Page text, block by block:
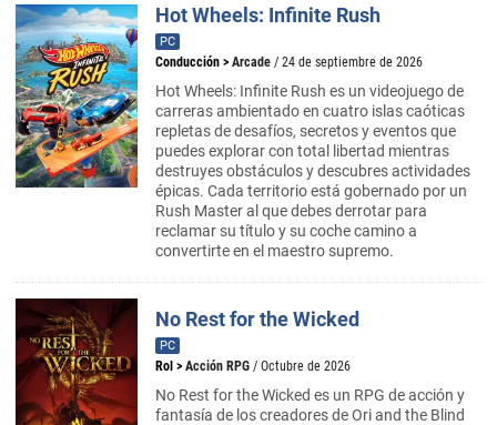
Hot Wheels: Infinite Rush
PC
Conducción > Arcade / 24 de septiembre de 2026
Hot Wheels: Infinite Rush es un videojuego de
carreras ambientado en cuatro islas caóticas
repletas de desafíos, secretos y eventos que
puedes explorar con total libertad mientras
destruyes obstáculos y descubres actividades
épicas. Cada territorio está gobernado por un
Rush Master al que debes derrotar para
reclamar su título y su coche camino a
convertirte en el maestro supremo.
No Rest for the Wicked
PC
Rol > Acción RPG / Octubre de 2026
No Rest for the Wicked es un RPG de acción y
fantasía de los creadores de Ori and the Blind